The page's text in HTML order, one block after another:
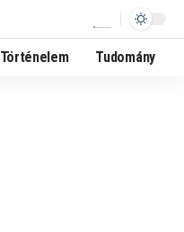
Történelem Tudomány